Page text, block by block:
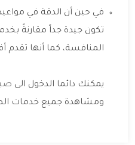
في حين أن الدقة في
تكون جيدة جداً مقارنةً
المنافسة، كما أنها تقدم
يمكنك دائما الدخول الى
ومشاهدة جميع خدمات